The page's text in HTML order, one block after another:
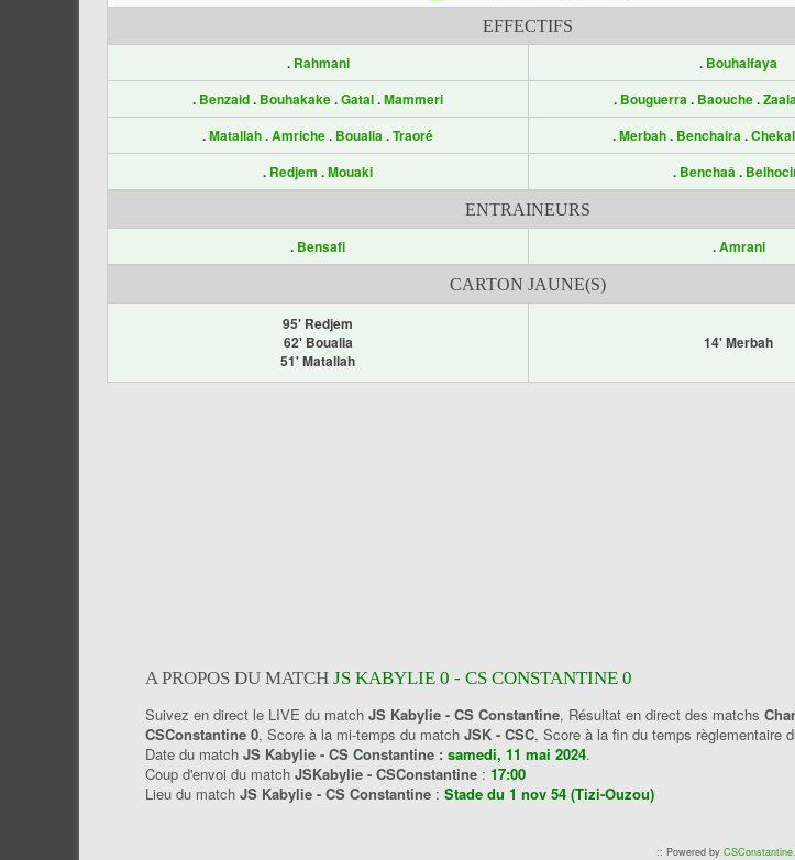
EFFECTIFS
. Rahmani . Bouhalfaya
. Benzaid. Bouhakake.Gatal.Mammeri . Bouguerra. Baouche.
.Matallah.Amriche. Boualia.Traoré .Merbah. Benchaira.
. Redjem .Mouaki . Benchaâ.
ENTRAINEURS
. Bensafi .Amrani
CARTON JAUNE(S)
95' Redjem
62' Boualia
51' Matallah
14' Merbah
A PROPOS DU MATCH JS KABYLIE 0 - CS CONSTANTINE 0
Suivez en direct le LIVE du match JS Kabylie - CS Constantine, Résultat en direct des matchs
CSConstantine 0, Score à la mi-temps du match JSK - CSC, Score à la fin du temps règlementaire
Date du match JS Kabylie - CS Constantine : samedi, 11 mai 2024.
Coup d'envoi du match JSKabylie - CSConstantine : 17:00
Lieu du match JS Kabylie - CS Constantine : Stade du 1 nov 54 (Tizi-Ouzou)
:: Powered by